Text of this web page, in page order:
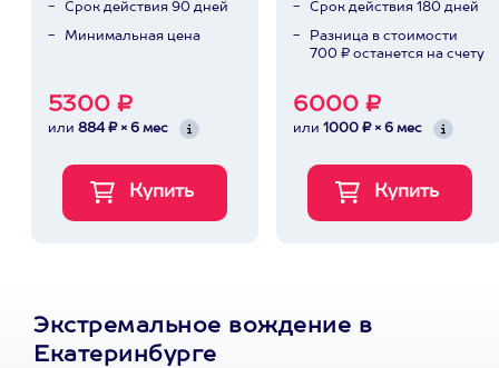
Срок действия 90 дней
Минимальная цена
5300 ₽
или 884 ₽ × 6 мес
Срок действия 180 дней
Разница в стоимости
700 ₽ останется на счету
6000 ₽
или 1000 ₽ × 6 мес
Экстремальное вождение в
Екатеринбурге